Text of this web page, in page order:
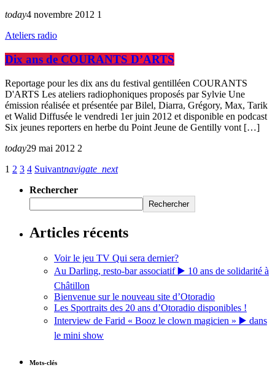
today4 novembre 2012 1
Ateliers radio
Dix ans de COURANTS D’ARTS
Reportage pour les dix ans du festival gentilléen COURANTS
D'ARTS Les ateliers radiophoniques proposés par Sylvie Une
émission réalisée et présentée par Bilel, Diarra, Grégory, Max, Tarik
et Walid Diffusée le vendredi 1er juin 2012 et disponible en podcast
Six jeunes reporters en herbe du Point Jeune de Gentilly vont […]
today29 mai 2012 2
1 2 3 4 Suivantnavigate_next
Rechercher
Rechercher
Articles récents
Voir le jeu TV Qui sera dernier?
Au Darling, resto-bar associatif ▶️ 10 ans de solidarité à
Châtillon
Bienvenue sur le nouveau site d’Otoradio
Les Sportraits des 20 ans d’Otoradio disponibles !
Interview de Farid « Booz le clown magicien » ▶️ dans
le mini show
Mots-clés